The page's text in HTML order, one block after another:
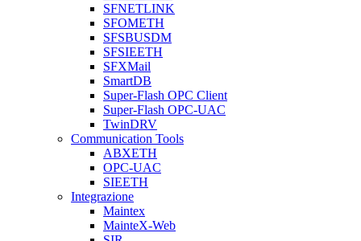
SFNETLINK
SFOMETH
SFSBUSDM
SFSIEETH
SFXMail
SmartDB
Super-Flash OPC Client
Super-Flash OPC-UAC
TwinDRV
Communication Tools
ABXETH
OPC-UAC
SIEETH
Integrazione
Maintex
MainteX-Web